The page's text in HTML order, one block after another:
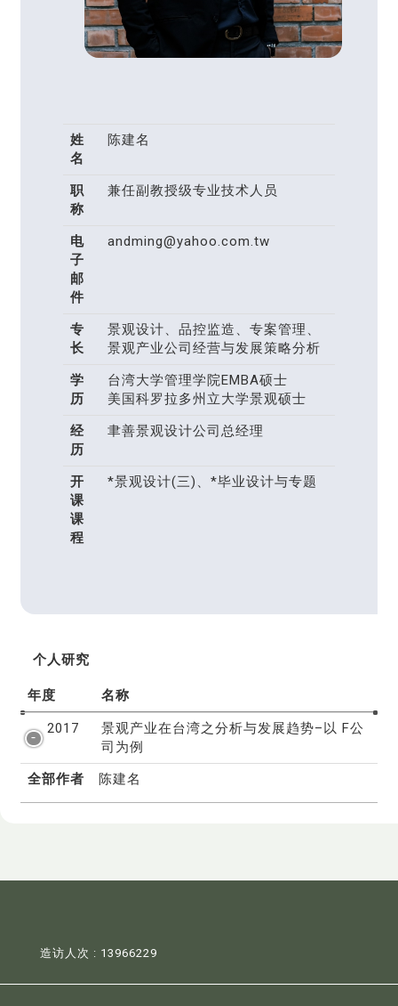
姓
名
陈建名
职
称
兼任副教授级专业技术人员
电
子
邮
件
andming@yahoo.com.tw
专
长
景观设计、品控监造、专案管理、
景观产业公司经营与发展策略分析
学
历
台湾大学管理学院EMBA硕士
美国科罗拉多州立大学景观硕士
经
历
聿善景观设计公司总经理
开
课
课
程
*景观设计(三)、*毕业设计与专题
个人研究
年度 名称
2017
景观产业在台湾之分析与发展趋势–以 F公
司为例
全部作者
陈建名
造访人次 : 13966229